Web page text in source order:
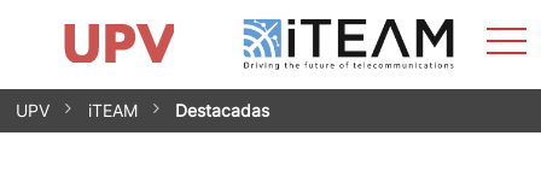
Saltar
Impacto
Grupos de investigación
Instalaciones
Spin-offs
Contacto
Prácticas
Noticias
Unidad de Igualdad
UPV iTEAM Destacadas